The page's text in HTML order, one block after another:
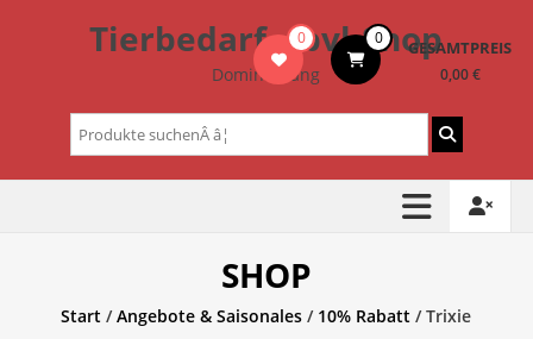
Tierbedarf – bvl-Shop
Dominik Lang
0 0 GESAMTPREIS
0,00 €
Suchen
nach:
SHOP
Start /Angebote & Saisonales / 10% Rabatt / Trixie